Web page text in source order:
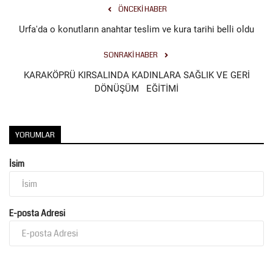
ÖNCEKI HABER
Urfa'da o konutların anahtar teslim ve kura tarihi belli oldu
SONRAKI HABER
KARAKÖPRÜ KIRSALINDA KADINLARA SAĞLIK VE GERİ
DÖNÜŞÜM EĞİTİMİ
YORUMLAR
İsim
E-posta Adresi